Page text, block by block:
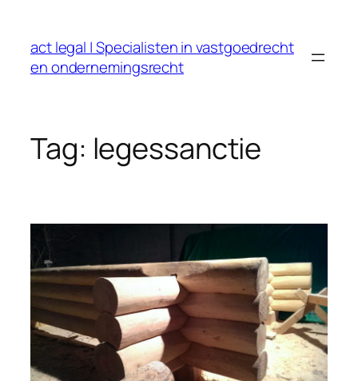
inhoud
act legal | Specialisten in vastgoedrecht
en ondernemingsrecht
Tag: legessanctie